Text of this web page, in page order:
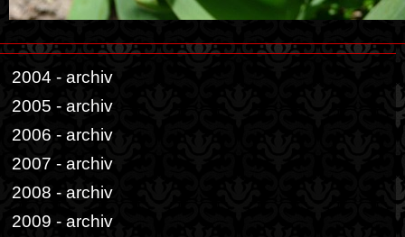
2004 - archiv
2005 - archiv
2006 - archiv
2007 - archiv
2008 - archiv
2009 - archiv